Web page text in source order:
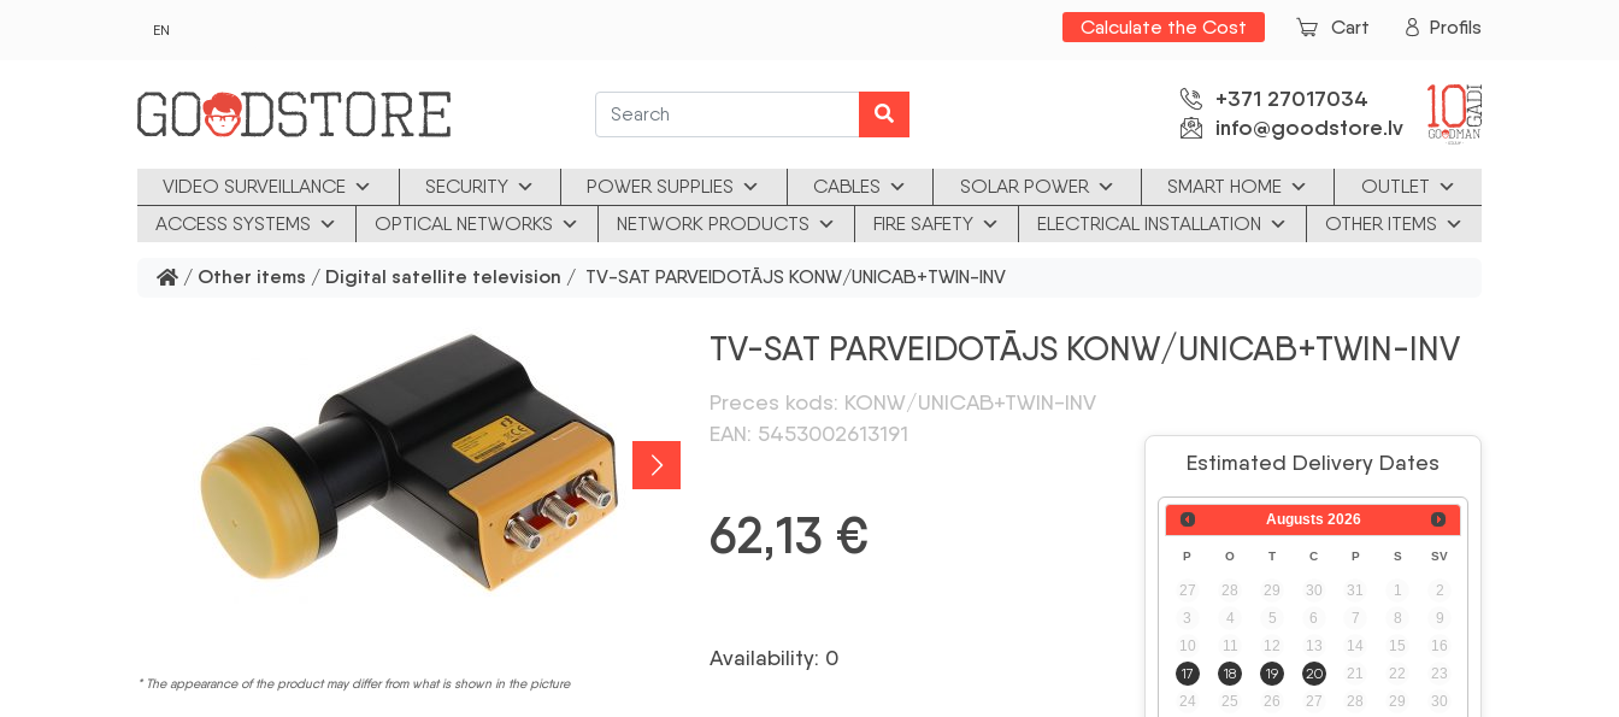
EN Calculate the Cost Cart Profils
+371 27017034
info@goodstore.lv
VIDEO SURVEILLANCE SECURITY POWER SUPPLIES CABLES SOLAR POWER SMART HOME
OUTLET
ACCESS SYSTEMS
OPTICAL NETWORKS NETWORK PRODUCTS FIRE SAFETY ELECTRICAL INSTALLATION OTHER ITEMS
/ Other items / Digital satellite television / TV-SAT PARVEIDOTĀJS KONW/UNICAB+TWIN-INV
* The appearance of the product may differ from what is shown in the picture
TV-SAT PARVEIDOTĀJS KONW/UNICAB+TWIN-INV
Preces kods: KONW/UNICAB+TWIN-INV
EAN: 5453002613191
Estimated Delivery Dates
Augusts 2026
P O T C P S SV
27 28 29 30 31 1
2
3
4 5 6 7 8
9
10
11 12 13 14 15
16
17
18 19 20 21 22
23
24
25 26 27 28 29
30
62,13 €
Availability: 0